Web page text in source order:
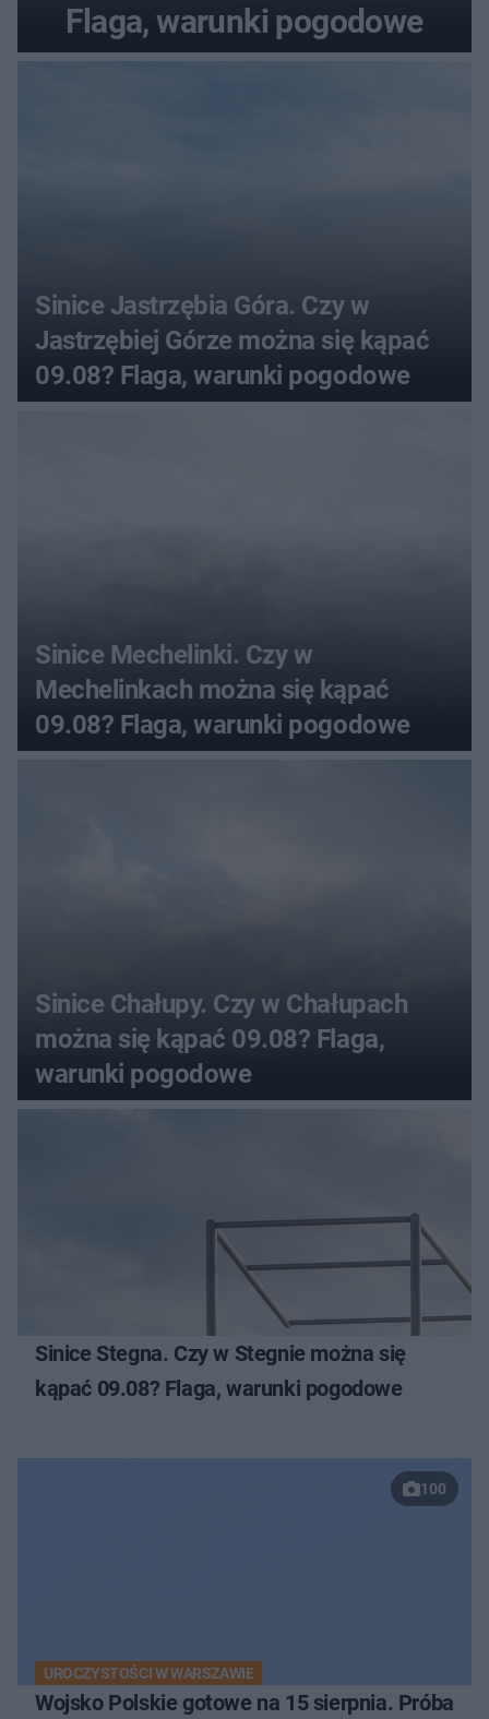
Flaga, warunki pogodowe
Sinice Jastrzębia Góra. Czy w
Jastrzębiej Górze można się kąpać
09.08? Flaga, warunki pogodowe
Sinice Mechelinki. Czy w
Mechelinkach można się kąpać
09.08? Flaga, warunki pogodowe
Sinice Chałupy. Czy w Chałupach
można się kąpać 09.08? Flaga,
warunki pogodowe
Sinice Stegna. Czy w Stegnie można się
kąpać 09.08? Flaga, warunki pogodowe
100
UROCZYSTOŚCI W WARSZAWIE
Wojsko Polskie gotowe na 15 sierpnia. Próba